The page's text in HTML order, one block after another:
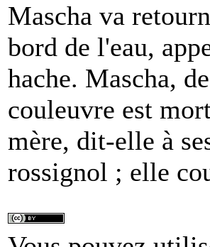
Mascha va
bord de l'eau,
hache. Mascha,
couleuvre est
mère, dit-elle à
rossignol ; elle